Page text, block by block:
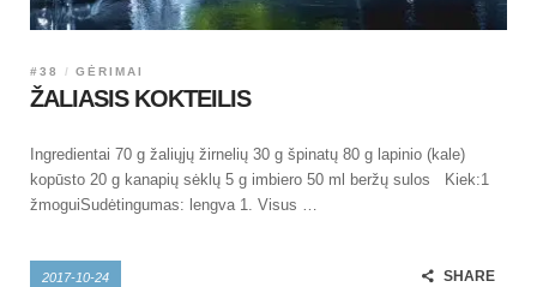
#38 GĖRIMAI
ŽALIASIS KOKTEILIS
Ingredientai 70 g žaliųjų žirnelių 30 g špinatų 80 g lapinio (kale)
kopūsto 20 g kanapių sėklų 5 g imbiero 50 ml beržų sulos Kiek:1
žmoguiSudėtingumas: lengva 1. Visus …
2017-10-24 SHARE